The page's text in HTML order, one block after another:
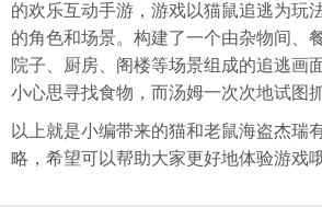
的欢乐互动手游，游戏以猫鼠追逃为玩
的角色和场景。构建了一个由杂物间、
院子、厨房、阁楼等场景组成的追逃画
小心思寻找食物，而汤姆一次次地试图
以上就是小编带来的猫和老鼠海盗杰瑞
略，希望可以帮助大家更好地体验游戏哦